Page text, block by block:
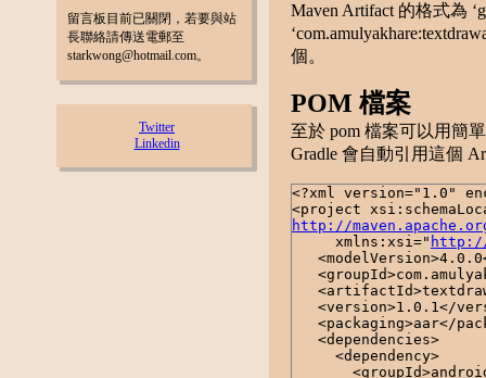
留言板目前已關閉，若要與站
長聯絡請傳送電郵至
starkwong@hotmail.com。
Twitter
Linkedin
Maven Artifact 的格式為
個。
POM 檔案
至於 pom 檔案可以用簡
Gradle 會自動引用這個
<?xml version="1.0"
<project
http://
xmlns:xsi=" http://
<version>1.0.1</
<packaging>aar</
<dependencies>
<dependency>